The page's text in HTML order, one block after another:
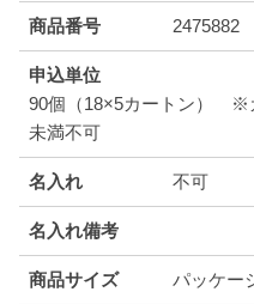
商品番号 2475882
申込単位
90個（18×5カートン）
未満不可
名入れ 不可
名入れ備考
商品サイズ パッケー